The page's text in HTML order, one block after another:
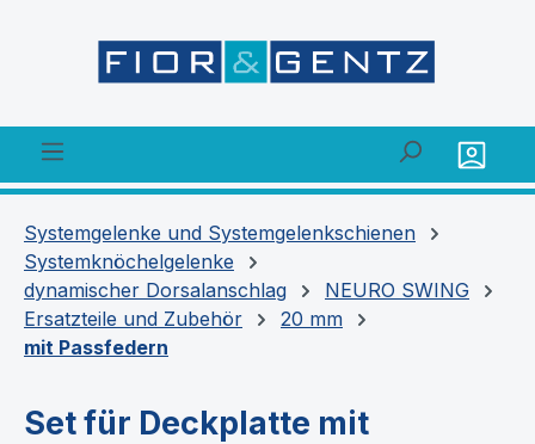
Systemgelenke und Systemgelenkschienen
Systemknöchelgelenke
dynamischer Dorsalanschlag
NEURO SWING
Ersatzteile und Zubehör
20 mm
mit Passfedern
Set für Deckplatte mit